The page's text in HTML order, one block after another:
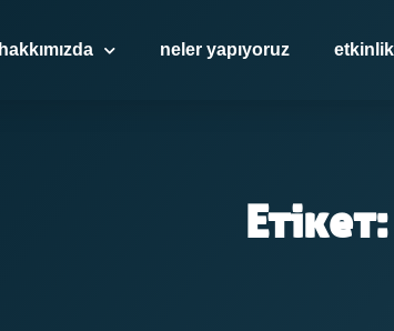
hakkımızda neler yapıyoruz
Etiket: